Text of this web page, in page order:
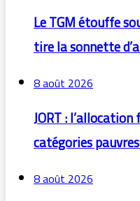
Le TGM étouffe
tire la sonnette
8 août 2026
JORT :
catégories
8 août 2026